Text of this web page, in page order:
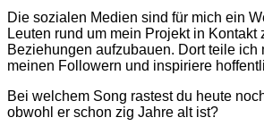
Die sozialen Medien sind für mich ein
Leuten rund um mein Projekt in Kontakt
Beziehungen aufzubauen. Dort teile ich
meinen Followern und inspiriere
Bei welchem Song rastest du heute
obwohl er schon zig Jahre alt ist?